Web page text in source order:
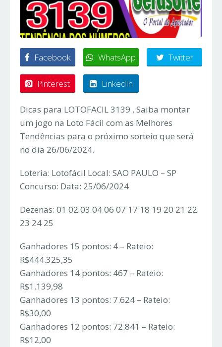
Facebook WhatsApp Twitter
Pinterest LinkedIn
Dicas para LOTOFACIL 3139 , Saiba montar
um jogo na Loto Fácil com as Melhores
Tendências para o próximo sorteio que será
no dia 26/06/2024.
Loteria: Lotofácil Local: SAO PAULO – SP
Concurso: Data: 25/06/2024
Dezenas: 01 02 03 04 06 07 17 18 19 20 21 22
23 24 25
Ganhadores 15 pontos: 4 – Rateio:
R$444.325,35
Ganhadores 14 pontos: 467 – Rateio:
R$1.139,98
Ganhadores 13 pontos: 7.624 – Rateio:
R$30,00
Ganhadores 12 pontos: 72.841 – Rateio:
R$12,00